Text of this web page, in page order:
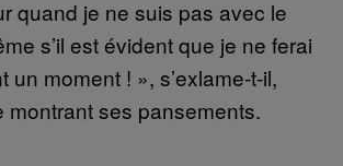
quand je ne suis pas avec le
s’il est évident que je ne ferai
un moment ! », s’exlame-t-il,
montrant ses pansements.